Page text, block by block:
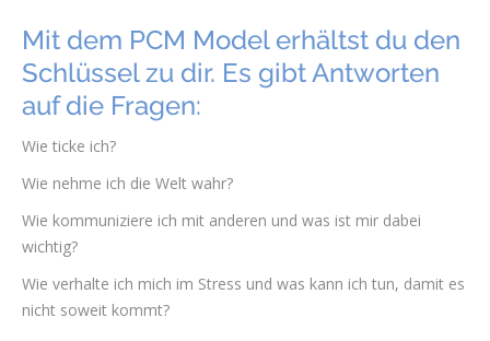
Mit dem PCM Model erhältst du den
Schlüssel zu dir. Es gibt Antworten
auf die Fragen:
Wie ticke ich?
Wie nehme ich die Welt wahr?
Wie kommuniziere ich mit anderen und was ist mir dabei
wichtig?
Wie verhalte ich mich im Stress und was kann ich tun, damit es
nicht soweit kommt?